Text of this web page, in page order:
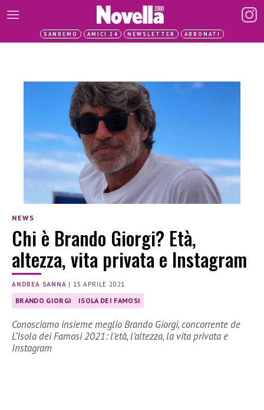
SANREMO AMICI 24 NEWSLETTER ABBONATI
NEWS
Chi è Brando Giorgi? Età,
altezza, vita privata e Instagram
ANDREA SANNA | 15 APRILE 2021
BRANDO GIORGI ISOLA DEI FAMOSI
Conosciamo insieme meglio Brando Giorgi, concorrente de
L’Isola dei Famosi 2021: l’età, l’altezza, la vita privata e
Instagram